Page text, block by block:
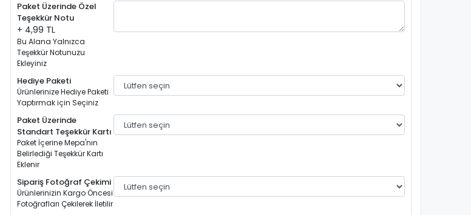
Paket Üzerinde Özel
Teşekkür Notu
+ 4,99 TL
Bu Alana Yalnızca
Teşekkür Notunuzu
Ekleyiniz
Hediye Paketi
Ürünlerinize Hediye Paketi
Yaptırmak için Seçiniz
Paket Üzerinde
Standart Teşekkür Kartı
Paket İçerine Mepa'nın
Belirlediği Teşekkür Kartı
Eklenir
Sipariş Fotoğraf Çekimi
Ürünlerinizin Kargo Öncesi
Fotoğrafları Çekilerek İletilir